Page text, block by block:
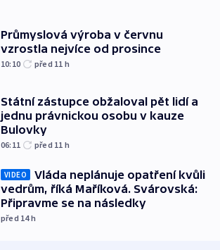
Průmyslová výroba v červnu
vzrostla nejvíce od prosince
10:10 před 11 h
Státní zástupce obžaloval pět lidí a
jednu právnickou osobu v kauze
Bulovky
06:11 před 11 h
VIDEO
Vláda neplánuje opatření kvůli
vedrům, říká Maříková. Svárovská:
Připravme se na následky
před 14h